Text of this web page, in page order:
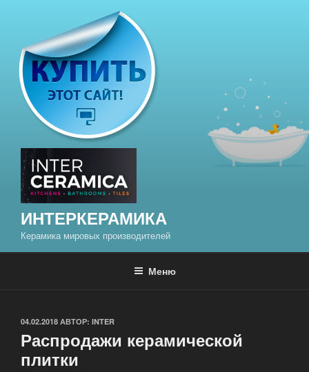
содержимому
ИНТЕРКЕРАМИКА
Керамика мировых производителей
Меню
ОПУБЛИКОВАНО
04.02.2018 АВТОР: INTER
Распродажи керамической
плитки